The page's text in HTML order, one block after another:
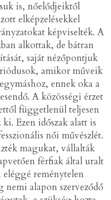
is, nőelődjeiktől
elképzelésekkel
képviselték. A
alkottak, de bátran
saját nézőpontjuk
amikor műveik
ennek oka a
A közösségi érzet
függetlenül teljesen
Ezen időszak alatt is
női művészlét.
magukat, vállalták
férfiak által uralt
eléggé reménytelen
alapon szerveződő